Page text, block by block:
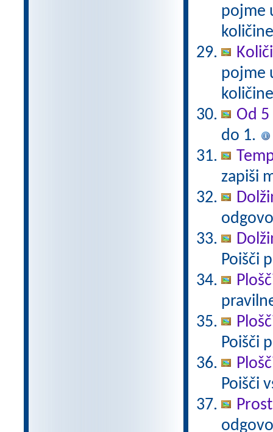
pojme
pojme
Od
do 1.
zapiši
Poišči
Poišči
Poišči